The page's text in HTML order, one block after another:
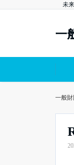
未
一
一般